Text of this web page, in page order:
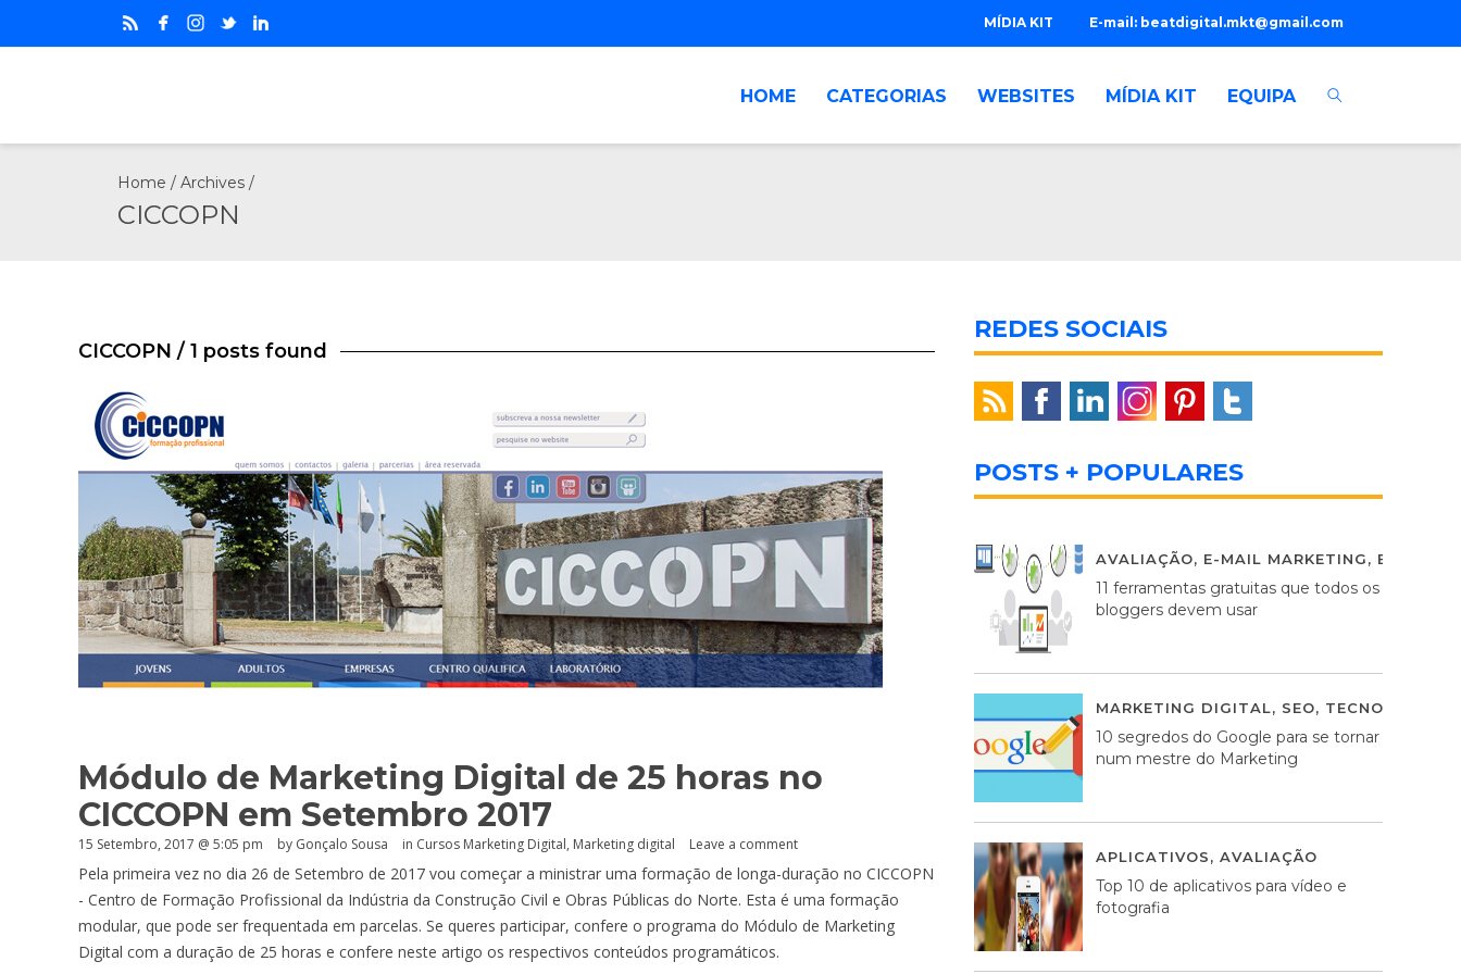
E-mail: beatdigital.mkt@gmail.com
MÍDIA KIT
HOME CATEGORIAS WEBSITES MÍDIA KIT EQUIPA
Home / Archives /
CICCOPN
CICCOPN / 1 posts found
Módulo de Marketing Digital de 25 horas no
CICCOPN em Setembro 2017
15 Setembro, 2017 @ 5:05 pm by Gonçalo Sousa in Cursos Marketing Digital, Marketing digital Leave a comment
Pela primeira vez no dia 26 de Setembro de 2017 vou começar a ministrar uma formação de longa-duração no CICCOPN
- Centro de Formação Profissional da Indústria da Construção Civil e Obras Públicas do Norte. Esta é uma formação
modular, que pode ser frequentada em parcelas. Se queres participar, confere o programa do Módulo de Marketing
Digital com a duração de 25 horas e confere neste artigo os respectivos conteúdos programáticos.
REDES SOCIAIS
POSTS + POPULARES
AVALIAÇÃO, E-MAIL MARKETING,
11 ferramentas gratuitas que todos os
bloggers devem usar
MARKETING DIGITAL, SEO, TECNOLOGIA
10 segredos do Google para se tornar
num mestre do Marketing
APLICATIVOS, AVALIAÇÃO
Top 10 de aplicativos para vídeo e
fotografia